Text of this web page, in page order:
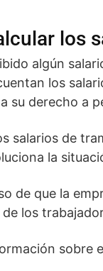
los
algún
los
su derecho a
salarios de
la
de que la
los
sobre